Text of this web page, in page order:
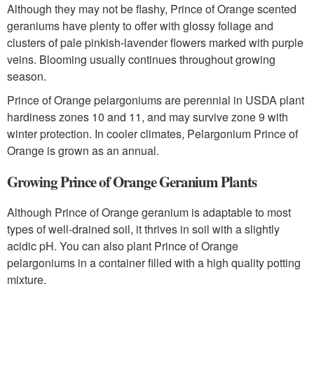
Although they may not be flashy, Prince of Orange scented
geraniums have plenty to offer with glossy foliage and
clusters of pale pinkish-lavender flowers marked with purple
veins. Blooming usually continues throughout growing
season.
Prince of Orange pelargoniums are perennial in USDA plant
hardiness zones 10 and 11, and may survive zone 9 with
winter protection. In cooler climates, Pelargonium Prince of
Orange is grown as an annual.
Growing Prince of Orange Geranium Plants
Although Prince of Orange geranium is adaptable to most
types of well-drained soil, it thrives in soil with a slightly
acidic pH. You can also plant Prince of Orange
pelargoniums in a container filled with a high quality potting
mixture.